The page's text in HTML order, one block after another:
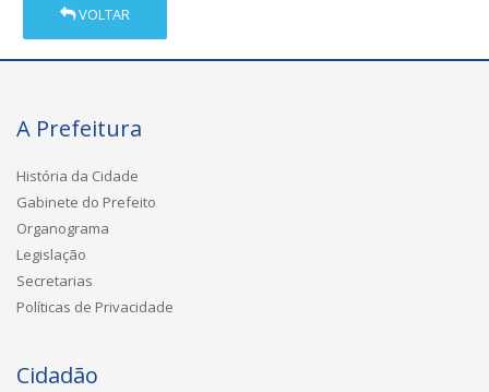
VOLTAR
A Prefeitura
História da Cidade
Gabinete do Prefeito
Organograma
Legislação
Secretarias
Políticas de Privacidade
Cidadão